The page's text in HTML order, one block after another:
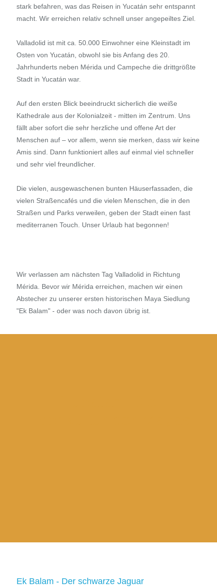
stark befahren, was das Reisen in Yucatán sehr entspannt
macht. Wir erreichen relativ schnell unser angepeiltes Ziel.
Valladolid ist mit ca. 50.000 Einwohner eine Kleinstadt im
Osten von Yucatán, obwohl sie bis Anfang des 20.
Jahrhunderts neben Mérida und Campeche die drittgrößte
Stadt in Yucatán war.
Auf den ersten Blick beeindruckt sicherlich die weiße
Kathedrale aus der Kolonialzeit - mitten im Zentrum. Uns
fällt aber sofort die sehr herzliche und offene Art der
Menschen auf – vor allem, wenn sie merken, dass wir keine
Amis sind. Dann funktioniert alles auf einmal viel schneller
und sehr viel freundlicher.
Die vielen, ausgewaschenen bunten Häuserfassaden, die
vielen Straßencafés und die vielen Menschen, die in den
Straßen und Parks verweilen, geben der Stadt einen fast
mediterranen Touch. Unser Urlaub hat begonnen!
Wir verlassen am nächsten Tag Valladolid in Richtung
Mérida. Bevor wir Mérida erreichen, machen wir einen
Abstecher zu unserer ersten historischen Maya Siedlung
"Ek Balam" - oder was noch davon übrig ist.
Ek Balam - Der schwarze Jaguar